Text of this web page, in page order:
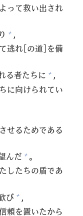
って救い出され
+ ，
逃れ[の道]を備
る者たちに + ，
に向けられてい
せるためである
んだ + 。
したちの盾であ
び + ，
信頼を置いたから